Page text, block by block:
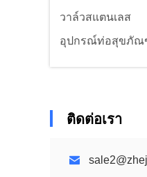
วาล์วสแตนเลส
อุปกรณ์ท่อสุขภัณ
ติดต่อเรา